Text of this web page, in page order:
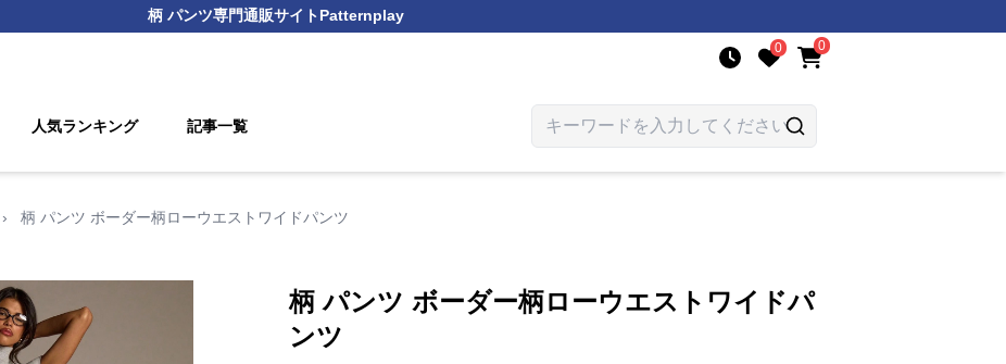
柄 パンツ専門通販サイトPatternplay
0 0
人気ランキング 記事一覧
› 柄 パンツ ボーダー柄ローウエストワイドパンツ
柄 パンツ ボーダー柄ローウエストワイドパ
ンツ